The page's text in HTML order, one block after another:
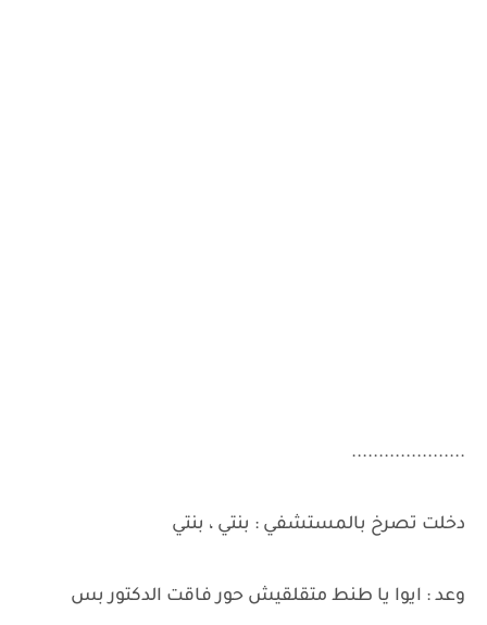
.....................
دخلت تصرخ بالمستشفي : بنتي ، بنتي
وعد : ايوا يا طنط متقلقيش حور فاقت الدكتور بس